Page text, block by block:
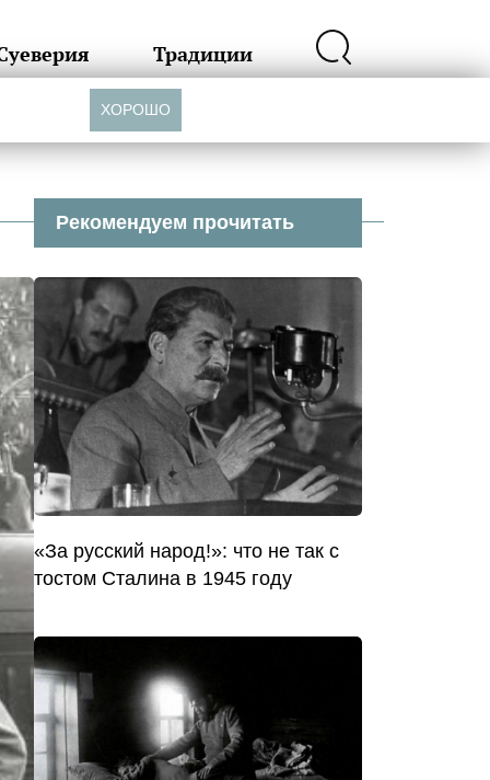
Традиции
Рекомендуем прочитать
«За русский народ!»: что не так с
тостом Сталина в 1945 году
ХОРОШО